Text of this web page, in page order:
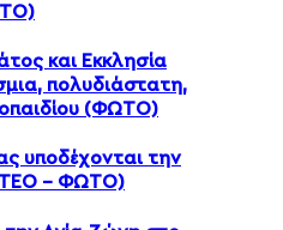
και Εκκλησία
πολυδιάστατη,
(ΦΩΤΟ)
υποδέχονται την
– ΦΩΤΟ)